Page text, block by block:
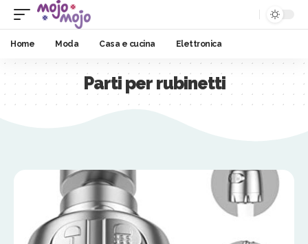
Home Moda Casa e cucina Elettronica
Parti per rubinetti